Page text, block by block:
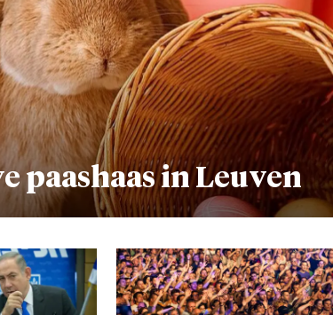
paashaas in Leuven